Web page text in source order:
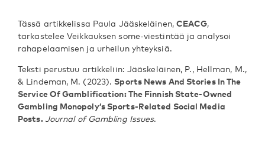
Tässä artikkelissa Paula Jääskeläinen, CEACG,
tarkastelee Veikkauksen some-viestintää ja analysoi
rahapelaamisen ja urheilun yhteyksiä.
Teksti perustuu artikkeliin: Jääskeläinen, P., Hellman, M.,
& Lindeman, M. (2023). Sports News And Stories In The
Service Of Gamblification: The Finnish State-Owned
Gambling Monopoly’s Sports-Related Social Media
Posts.Journal of Gambling Issues.